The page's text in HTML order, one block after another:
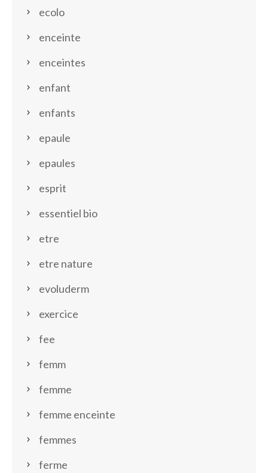
ecolo
enceinte
enceintes
enfant
enfants
epaule
epaules
esprit
essentiel bio
etre
etre nature
evoluderm
exercice
fee
femm
femme
femme enceinte
femmes
ferme